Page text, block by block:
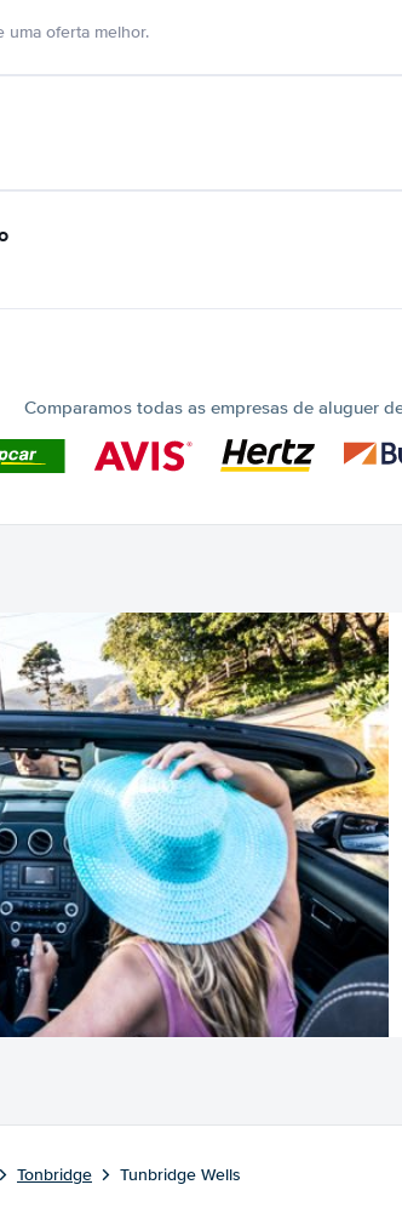
uma oferta melhor.
Comparamos todas as empresas de aluguer
Tonbridge Tunbridge Wells